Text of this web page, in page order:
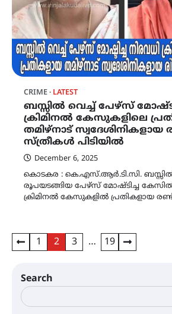
CRIME LATEST
ബസ്സിൽ വെച്ച് പേഴ്സ്
ക്രിമിനൽ കേസുകളിലെ
തമിഴ്നാട് സ്വദേശിനികളായ
സ്ത്രീകൾ പിടിയിൽ
December 6, 2025
കൊടകര : കെ.എസ്.ആർ.ടി.സി. ബസ്സിൽ
രൂപയടങ്ങിയ പേഴ്സ് മോഷ്ടിച്ച
ക്രിമിനൽ കേസുകളിൽ പ്രതികളായ
Posts
1 2 3 … 19
Search